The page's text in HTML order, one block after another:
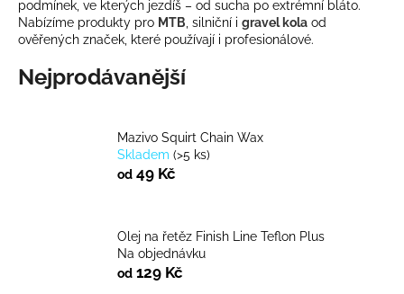
podmínek, ve kterých jezdíš – od sucha po extrémní bláto.
Nabízíme produkty pro MTB , silniční i gravel kola od
ověřených značek, které používají i profesionálové.
Nejprodávanější
Mazivo Squirt Chain Wax
Skladem (>5 ks)
od 49 Kč
Olej na řetěz Finish Line Teflon Plus
Na objednávku
od 129 Kč
o
t
ř
e